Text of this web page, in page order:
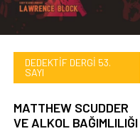
DEDEKTIF DERGI 53.
SAYI
MATTHEW SCUDDER
VE ALKOL BAĞIMLILIĞI